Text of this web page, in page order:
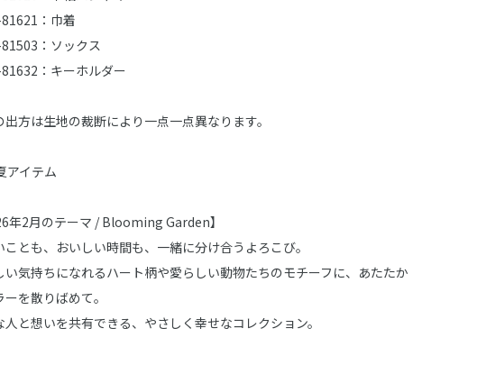
：巾着
：ソックス
：キーホルダー
方は生地の裁断により一点一点異なります。
アイテム
年2月のテーマ / Blooming Garden】
ことも、おいしい時間も、一緒に分け合うよろこび。
い気持ちになれるハート柄や愛らしい動物たちのモチーフに、あたたか
ーを散りばめて。
人と想いを共有できる、やさしく幸せなコレクション。